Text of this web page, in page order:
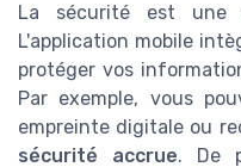
La sécurité est une
L'application mobile
protéger vos
Par exemple, vous
empreinte digitale ou
sécurité accrue. De